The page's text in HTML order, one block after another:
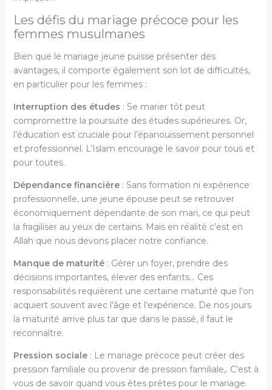
Les défis du mariage précoce pour les
femmes musulmanes
Bien que le mariage jeune puisse présenter des
avantages, il comporte également son lot de difficultés,
en particulier pour les femmes :
Interruption des études : Se marier tôt peut
compromettre la poursuite des études supérieures. Or,
l’éducation est cruciale pour l’épanouissement personnel
et professionnel. L’Islam encourage le savoir pour tous et
pour toutes.
Dépendance financière: Sans formation ni expérience
professionnelle, une jeune épouse peut se retrouver
économiquement dépendante de son mari, ce qui peut
la fragiliser au yeux de certains. Mais en réalité c’est en
Allah que nous devons placer notre confiance.
Manque de maturité: Gérer un foyer, prendre des
décisions importantes, élever des enfants… Ces
responsabilités requièrent une certaine maturité que l’on
acquiert souvent avec l’âge et l’expérience. De nos jours
la maturité arrive plus tar que dans le passé, il faut le
reconnaître.
Pression sociale: Le mariage précoce peut créer des
pression familiale ou provenir de pression familiale,. C’est à
vous de savoir quand vous êtes prêtes pour le mariage.